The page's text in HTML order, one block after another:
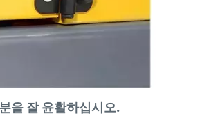
을 잘 윤활하십시오.